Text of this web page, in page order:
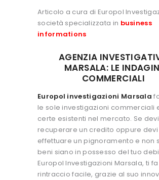
Articolo a cura di Europol
società specializzata in business
informations
AGENZIA
MARSALA: LE
COMMERCIALI
Europol investigazioni Marsala
le sole investigazioni commerciali
certe esistenti nel mercato. Se devi
recuperare un credito oppure devi
effettuare un pignoramento e non
beni siano in possesso del tuo
Europol Investigazioni Marsala, ti
rintraccio facile, grazie al suo